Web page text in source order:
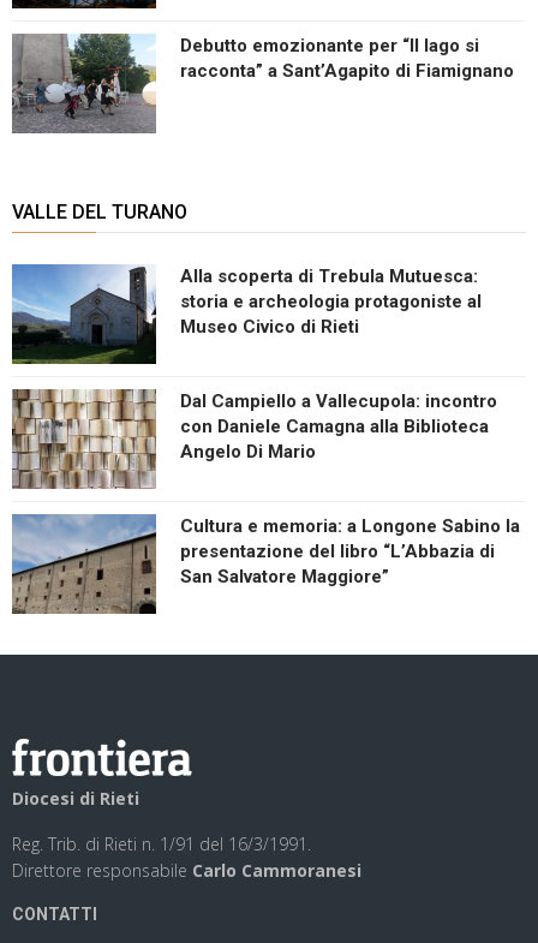
Debutto emozionante per “Il lago si
racconta” a Sant’Agapito di Fiamignano
VALLE DEL TURANO
Alla scoperta di Trebula Mutuesca:
storia e archeologia protagoniste al
Museo Civico di Rieti
Dal Campiello a Vallecupola: incontro
con Daniele Camagna alla Biblioteca
Angelo Di Mario
Cultura e memoria: a Longone Sabino la
presentazione del libro “L’Abbazia di
San Salvatore Maggiore”
Diocesi di Rieti
Reg. Trib. di Rieti n. 1/91 del 16/3/1991.
Direttore responsabile Carlo Cammoranesi
CONTATTI